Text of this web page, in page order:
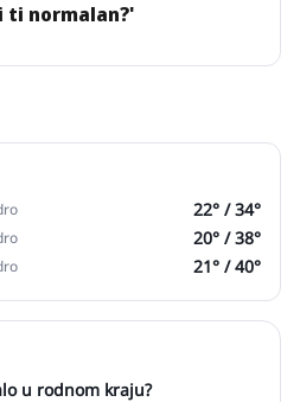
ti normalan?'
22° /34°
20° /38°
21° /40°
u rodnom kraju?